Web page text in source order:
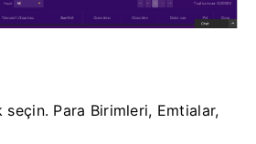
seçin. Para Birimleri, Emtialar,